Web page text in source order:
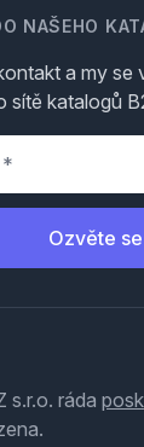
NAŠEHO
a my
sítě katalogů
Ozvěte
s.r.o. ráda